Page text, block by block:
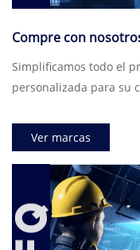
Compre con
Simplificamos todo el
personalizada para su
Ver marcas